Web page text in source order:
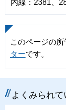
内線：2381、
このページの
ターです。
よくみられ